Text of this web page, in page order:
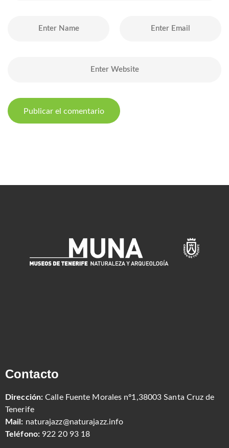
Contacto
Dirección: Calle Fuente Morales nº1,38003 Santa Cruz de
Tenerife
Mail: naturajazz@naturajazz.info
Teléfono: 922 20 93 18